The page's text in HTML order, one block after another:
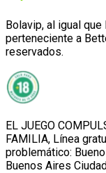
Bolavip, al igual
perteneciente a
reservados.
EL JUEGO
FAMILIA, Línea
problemático:
Buenos Aires